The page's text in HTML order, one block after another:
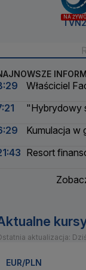
NA ŻYWO
Właściciel
"Hybrydowy
Kumulacja w
Resort
aktualizacja:
EUR/PLN